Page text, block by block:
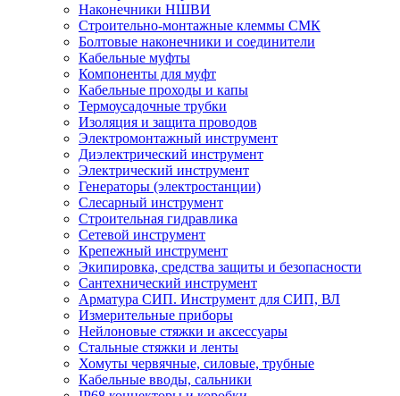
Наконечники НШВИ
Строительно-монтажные клеммы СМК
Болтовые наконечники и соединители
Кабельные муфты
Компоненты для муфт
Кабельные проходы и капы
Термоусадочные трубки
Изоляция и защита проводов
Электромонтажный инструмент
Диэлектрический инструмент
Электрический инструмент
Генераторы (электростанции)
Слесарный инструмент
Строительная гидравлика
Сетевой инструмент
Крепежный инструмент
Экипировка, средства защиты и безопасности
Сантехнический инструмент
Арматура СИП. Инструмент для СИП, ВЛ
Измерительные приборы
Нейлоновые стяжки и аксессуары
Стальные стяжки и ленты
Хомуты червячные, силовые, трубные
Кабельные вводы, сальники